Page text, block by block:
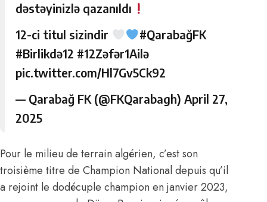
dəstəyinizlə qazanıldı
12-ci titul sizindir
#QarabağFK
#Birlikdə12 #12Zəfər1Ailə
pic.twitter.com/Hl7Gv5Ck92
— Qarabağ FK (@FKQarabagh)April 27,
2025
Pour le milieu de terrain algérien, c’est son
troisième titre de Champion National depuis qu’il
a rejoint le dodécuple champion en janvier 2023,